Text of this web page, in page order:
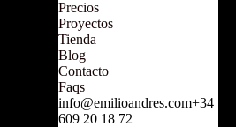
Precios
Proyectos
Tienda
Blog
Contacto
Faqs
info@emilioandres.com+34
609 20 18 72